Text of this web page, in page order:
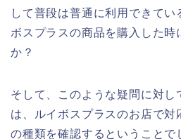
して普段は普通に利用できてい
ボスプラスの商品を購入した時
か？
そして、このような疑問に対し
は、ルイボスプラスのお店で対
の種類を確認するということで